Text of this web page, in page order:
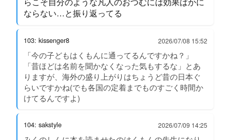
ならない…と振り返ってる
103: kissenger8 2026/07/08 15:52
「今の子どもはくもんに通ってるんですかね？」
「昔ほどは名前を聞かなくなった気もするな」とあ
りますが、海外の盛り上がりはちょうど昔の日本ぐ
らいですかね(でも各国の定着までものすごく時間か
けてるんですよ)
104: sakstyle 2026/07/09 14:25